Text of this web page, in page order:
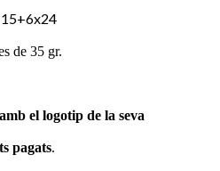
15+6x24
de 35 gr.
el logotip de la seva
pagats.